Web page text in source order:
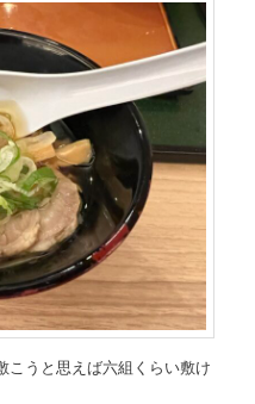
こうと思えば六組くらい敷け